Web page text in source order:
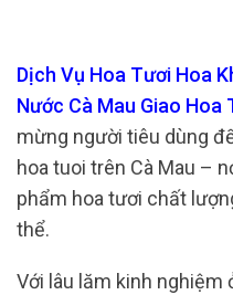
Dịch Vụ Hoa Tươi Hoa
Nước Cà Mau Giao Hoa
mừng người tiêu dùng
hoa tuoi trên Cà Mau –
phẩm hoa tươi chất
thể.
Với lâu lăm kinh nghiệm